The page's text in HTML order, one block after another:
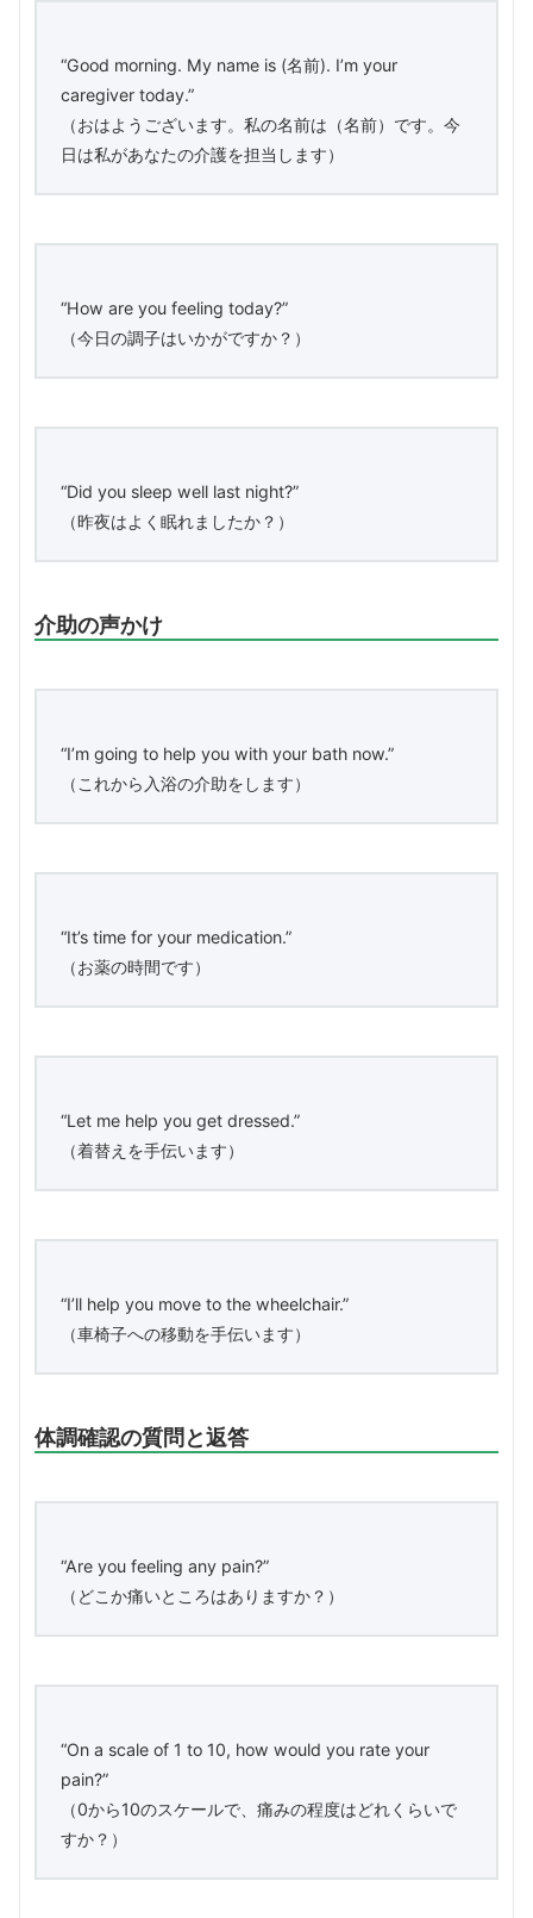
“Good morning. My name is (名前). I’m your
caregiver today.”
（おはようございます。私の名前は（名前）です。今
日は私があなたの介護を担当します）
“How are you feeling today?”
（今日の調子はいかがですか？）
“Did you sleep well last night?”
（昨夜はよく眠れましたか？）
介助の声かけ
“I’m going to help you with your bath now.”
（これから入浴の介助をします）
“It’s time for your medication.”
（お薬の時間です）
“Let me help you get dressed.”
（着替えを手伝います）
“I’ll help you move to the wheelchair.”
（車椅子への移動を手伝います）
体調確認の質問と返答
“Are you feeling any pain?”
（どこか痛いところはありますか？）
“On a scale of 1 to 10, how would you rate your
pain?”
（0から10のスケールで、痛みの程度はどれくらいで
すか？）